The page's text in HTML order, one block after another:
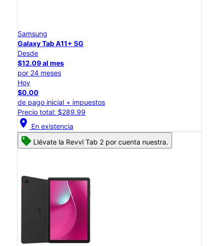
Samsung
Galaxy Tab A11+ 5G
Desde
$12.09 al mes
por 24 meses
Hoy
$0.00
de pago inicial + impuestos
Precio total: $289.99
location_on En existencia
Llévate la Revvl Tab 2 por cuenta nuestra.